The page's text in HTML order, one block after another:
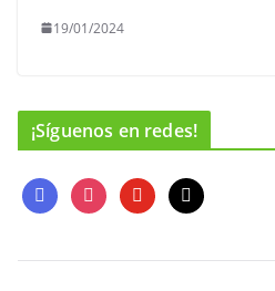
19/01/2024
¡Síguenos en redes!
f
a
e
i
n
t
y
o
t
m
a
l